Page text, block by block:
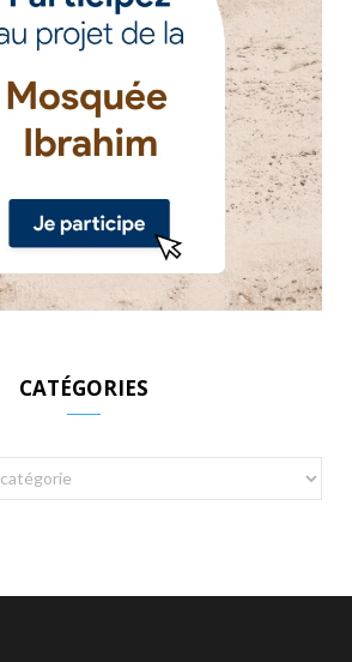
CATÉGORIES